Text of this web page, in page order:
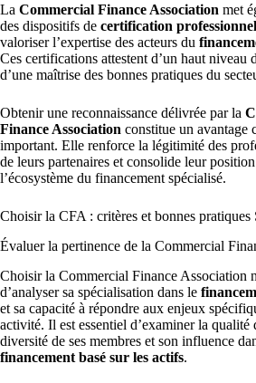
La Commercial Finance Association met
des dispositifs de certification
valoriser l’expertise des acteurs du
Ces certifications attestent d’un haut niveau
d’une maîtrise des bonnes pratiques du
Obtenir une reconnaissance délivrée par la
Finance Association constitue un avantage
important. Elle renforce la légitimité des
de leurs partenaires et consolide leur
l’écosystème du financement spécialisé.
Choisir la CFA : critères et bonnes pratiques
Évaluer la pertinence de la Commercial
Choisir la Commercial Finance Association
d’analyser sa spécialisation dans le
et sa capacité à répondre aux enjeux
activité. Il est essentiel d’examiner la qualité
diversité de ses membres et son influence
financement basé sur les actifs.